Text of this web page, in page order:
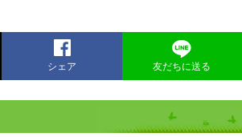
シェア 友だちに送る